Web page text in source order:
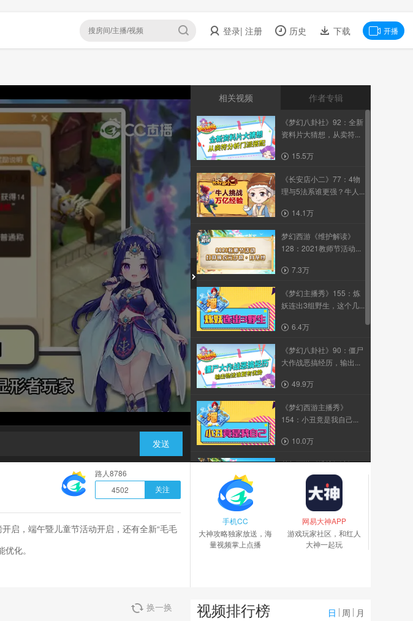
登录| 注册 历史 下载 开播
发送
相关视频 作者专辑
《梦幻八卦社》92：全新
资料片大猜想，从卖符...
15.5万
《长安店小二》77：4物
理与5法系谁更强？牛人...
14.1万
梦幻西游《维护解读》
128：2021教师节活动...
7.3万
《梦幻主播秀》155：炼
妖连出3组野生，这个几...
6.4万
《梦幻八卦社》90：僵尸
大作战恶搞经历，输出...
49.9万
《梦幻西游主播秀》
154：小丑竟是我自己...
10.0万
梦幻西游《维护解读》
124：七夕活动正式开...
20.5万
梦幻西游《维护解读》
127：...
路人8786
4502
关注
启，端午暨儿童节活动开启，还有全新“毛毛
化。
手机CC
大神攻略独家放送，海
量视频掌上点播
网易大神APP
游戏玩家社区，和红人
大神一起玩
换一换 视频排行榜 日 周 月